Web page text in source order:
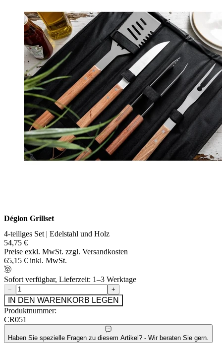
Déglon Grillset
4-teiliges Set | Edelstahl und Holz
54,75 €
Preise exkl. MwSt. zzgl. Versandkosten
65,15 € inkl. MwSt.
Sofort verfügbar, Lieferzeit: 1–3 Werktage
− +
IN DEN WARENKORB LEGEN
Produktnummer:
CR051
Haben Sie spezielle Fragen zu diesem Artikel? - Wir beraten Sie gern.